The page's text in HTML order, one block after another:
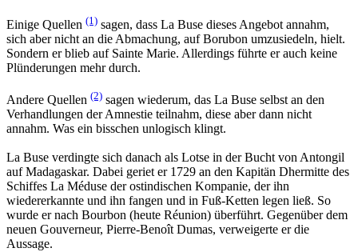
Einige Quellen (1) sagen, dass La Buse dieses Angebot annahm,
sich aber nicht an die Abmachung, auf Borubon umzusiedeln, hielt.
Sondern er blieb auf Sainte Marie. Allerdings führte er auch keine
Plünderungen mehr durch.
Andere Quellen (2) sagen wiederum, das La Buse selbst an den
Verhandlungen der Amnestie teilnahm, diese aber dann nicht
annahm. Was ein bisschen unlogisch klingt.
La Buse verdingte sich danach als Lotse in der Bucht von Antongil
auf Madagaskar. Dabei geriet er 1729 an den Kapitän Dhermitte des
Schiffes La Méduse der ostindischen Kompanie, der ihn
wiedererkannte und ihn fangen und in Fuß-Ketten legen ließ. So
wurde er nach Bourbon (heute Réunion) überführt. Gegenüber dem
neuen Gouverneur, Pierre-Benoît Dumas, verweigerte er die
Aussage.